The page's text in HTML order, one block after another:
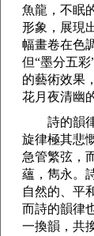
魚龍，不眠
形象，展現
幅畫卷在色
但“墨分五
的藝術效果
花月夜清幽
詩的韻律
旋律極其悲
急管繁弦，
蘊，雋永。
自然的、平
而詩的韻律
一換韻，共